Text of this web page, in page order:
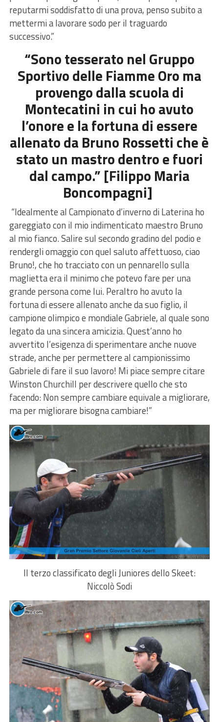
reputarmi soddisfatto di una prova, penso subito a
mettermi a lavorare sodo per il traguardo
successivo.”
“Sono tesserato nel Gruppo
Sportivo delle Fiamme Oro ma
provengo dalla scuola di
Montecatini in cui ho avuto
l’onore e la fortuna di essere
allenato da Bruno Rossetti che è
stato un mastro dentro e fuori
dal campo.” [Filippo Maria
Boncompagni]
“Idealmente al Campionato d’inverno di Laterina ho
gareggiato con il mio indimenticato maestro Bruno
al mio fianco. Salire sul secondo gradino del podio e
rendergli omaggio con quel saluto affettuoso, ciao
Bruno!, che ho tracciato con un pennarello sulla
maglietta era il minimo che potevo fare per una
grande persona come lui. Peraltro ho avuto la
fortuna di essere allenato anche da suo figlio, il
campione olimpico e mondiale Gabriele, al quale sono
legato da una sincera amicizia. Quest’anno ho
avvertito l’esigenza di sperimentare anche nuove
strade, anche per permettere al campionissimo
Gabriele di fare il suo lavoro! Mi piace sempre citare
Winston Churchill per descrivere quello che sto
facendo: Non sempre cambiare equivale a migliorare,
ma per migliorare bisogna cambiare!”
Il terzo classificato degli Juniores dello Skeet:
Niccolò Sodi